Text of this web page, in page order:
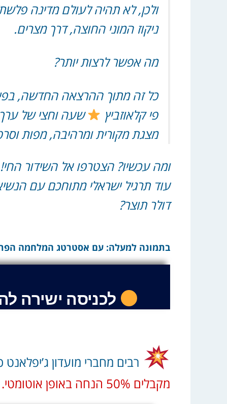
ולכן, לא תהיה לעולם מדינה
ניקוז המוני החוצה, דרך מצרים.
מה אפשר לרצות יותר?
כל זה מתוך ההרצאה החדשה,
פי קלאוזביץ
שעה וחצי של ערך
מצגת מקורית ומרהיבה, מפות
ומה עכשיו? הצטרפו אל השידור
דולר תוצר?
בתמונה למעלה: עם אסטרטג המלחמה
לכניסה ישירה
רבים מחברי מועדון
מקבלים 50% הנחה באופן אוטומטי.